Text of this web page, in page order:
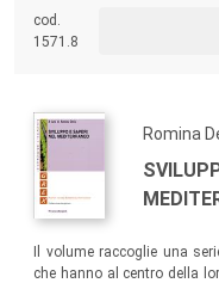
cod.
1571.8
Romina
Il volume raccoglie una
che hanno al centro della